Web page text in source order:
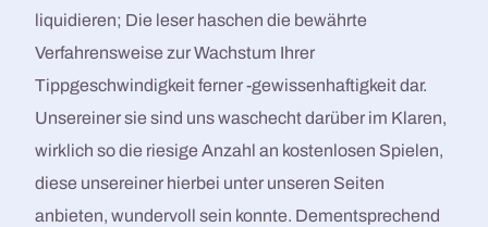
liquidieren; Die leser haschen die bewährte
Verfahrensweise zur Wachstum Ihrer
Tippgeschwindigkeit ferner -gewissenhaftigkeit dar.
Unsereiner sie sind uns waschecht darüber im Klaren,
wirklich so die riesige Anzahl an kostenlosen Spielen,
diese unsereiner hierbei unter unseren Seiten
anbieten, wundervoll sein konnte. Dementsprechend